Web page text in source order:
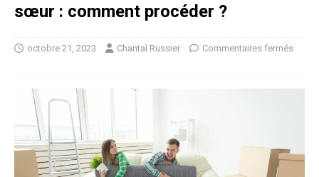
sœur : comment procéder ?
octobre 21, 2023 Chantal Russier Commentaires fermés